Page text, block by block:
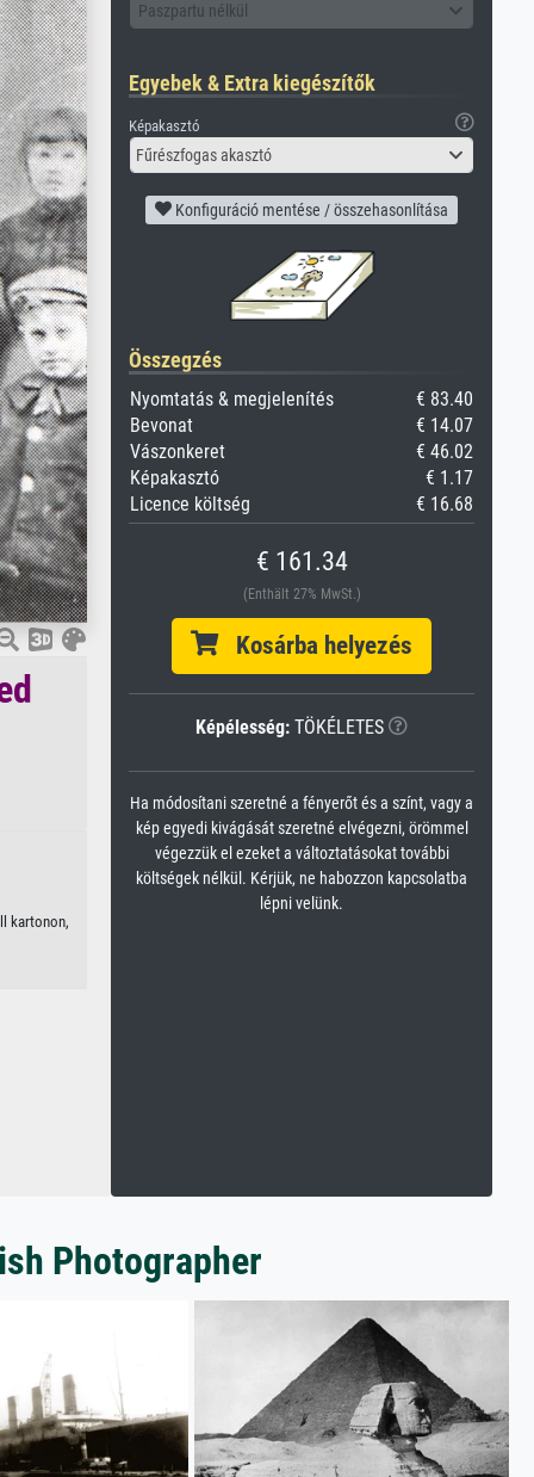
kartonon,
Paszpartu nélkül
Egyebek & Extra kiegészítők
Képakasztó
Fűrészfogas akasztó
Konfiguráció mentése / összehasonlítása
Összegzés
Nyomtatás & megjelenítés
€ 83.40
Bevonat
€ 14.07
Vászonkeret
€ 46.02
Képakasztó
€ 1.17
Licence költség
€ 16.68
€ 161.34
(Enthält 27% MwSt.)
Kosárba helyezés
Képélesség: TÖKÉLETES
Ha módosítani szeretné a fényerőt és a színt, vagy a
kép egyedi kivágását szeretné elvégezni, örömmel
végezzük el ezeket a változtatásokat további
költségek nélkül. Kérjük, ne habozzon kapcsolatba
lépni velünk.
Photographer